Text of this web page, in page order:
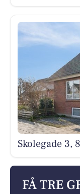
Skolegade 3,
FÅ TRE